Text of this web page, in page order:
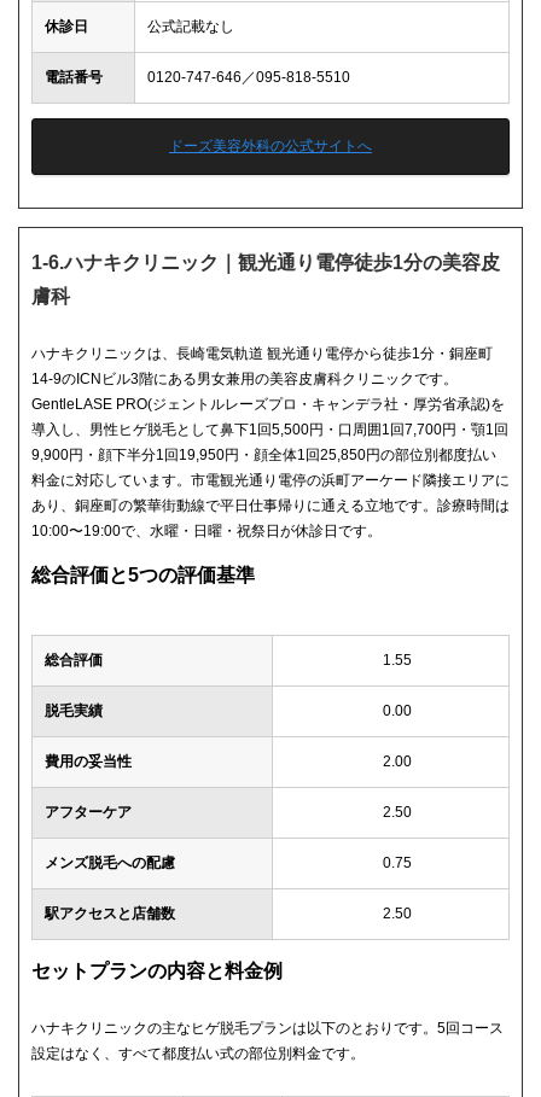
休診日 公式記載なし
電話番号 0120-747-646／095-818-5510
ドーズ美容外科の公式サイトへ
1-6.ハナキクリニック｜観光通り電停徒歩1分の美容皮
膚科
ハナキクリニックは、長崎電気軌道 観光通り電停から徒歩1分・銅座町
14-9のICNビル3階にある男女兼用の美容皮膚科クリニックです。
GentleLASE PRO(ジェントルレーズプロ・キャンデラ社・厚労省承認)を
導入し、男性ヒゲ脱毛として鼻下1回5,500円・口周囲1回7,700円・顎1回
9,900円・顔下半分1回19,950円・顔全体1回25,850円の部位別都度払い
料金に対応しています。市電観光通り電停の浜町アーケード隣接エリアに
あり、銅座町の繁華街動線で平日仕事帰りに通える立地です。診療時間は
10:00〜19:00で、水曜・日曜・祝祭日が休診日です。
総合評価と5つの評価基準
総合評価 1.55
脱毛実績 0.00
費用の妥当性 2.00
アフターケア 2.50
メンズ脱毛への配慮 0.75
駅アクセスと店舗数 2.50
セットプランの内容と料金例
ハナキクリニックの主なヒゲ脱毛プランは以下のとおりです。5回コース
設定はなく、すべて都度払い式の部位別料金です。